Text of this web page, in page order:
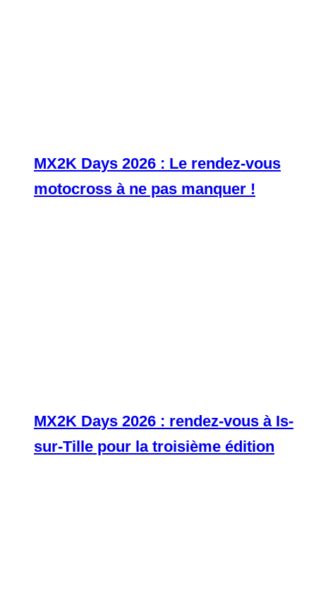
MX2K Days 2026 : Le rendez-vous
motocross à ne pas manquer !
MX2K Days 2026 : rendez-vous à Is-
sur-Tille pour la troisième édition